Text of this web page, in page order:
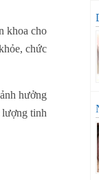
khoa cho
chức
hưởng
lượng tinh